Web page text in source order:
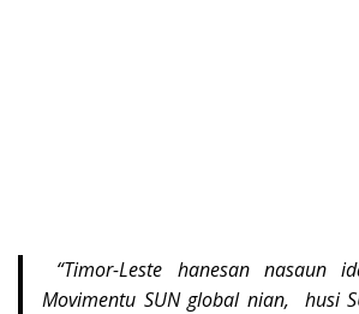
“Timor-Leste hanesan nasaun
Movimentu SUN global nian, husi